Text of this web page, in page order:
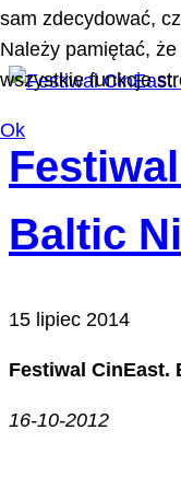
Baltic
15 lipiec 2014
Festiwal CinEast.
16-10-2012
sam zdecydować,
Należy pamiętać,
wszystkie funkcje
Ok